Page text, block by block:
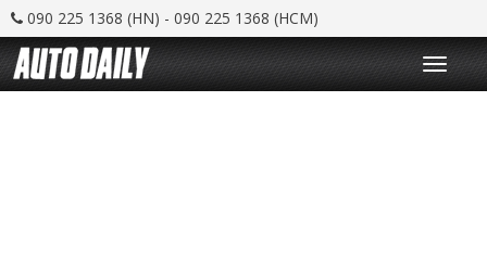
090 225 1368 (HN) - 090 225 1368 (HCM)
T
o
g